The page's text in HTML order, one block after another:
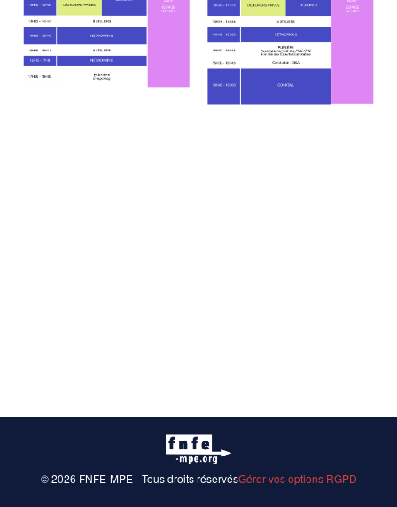
© 2026 FNFE-MPE - Tous droits réservésGérer vos options RGPD